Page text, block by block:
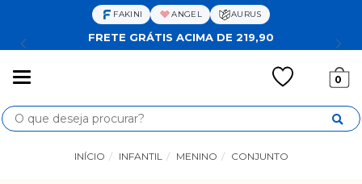
FAKINI ANGEL AURUS
FRETE GRÁTIS ACIMA DE 219,90
0
Busca
INÍCIO INFANTIL MENINO CONJUNTO